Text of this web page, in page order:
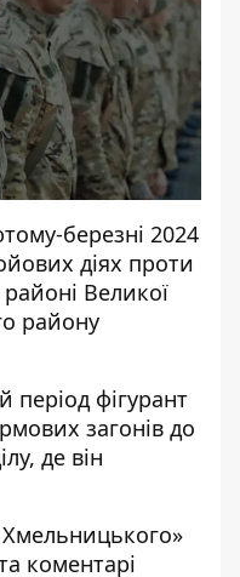
березні 2024
діях проти
Великої
району
період фігурант
загонів до
де він
Хмельницького»
коментарі